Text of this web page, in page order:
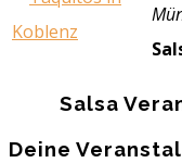
Salsa
Deine